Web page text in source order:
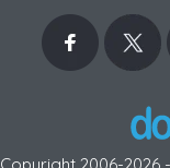
Copyright 2006-2026